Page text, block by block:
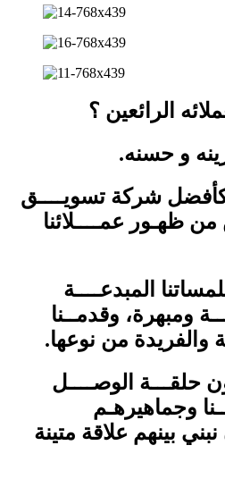
الرائعين ؟
و حسنه.
شركة تسويــــق
ظهـور عمــــلائنا
المبدعــــة
ومبهرة، وقدمــنا
والفريدة من نوعها.
حلقـــة الوصــــل
وجماهيرهـم
نبني بينهم علاقة متينة